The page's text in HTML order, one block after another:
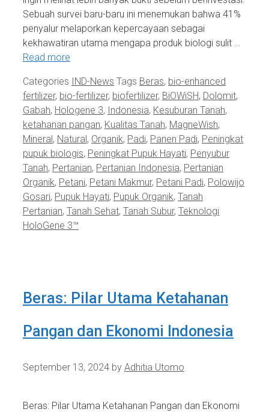
Sebuah survei baru-baru ini menemukan bahwa 41%
penyalur melaporkan kepercayaan sebagai
kekhawatiran utama mengapa produk biologi sulit …
Read more
Categories IND-News Tags Beras, bio-enhanced
fertilizer, bio-fertilizer, biofertilizer, BiOWiSH, Dolomit,
Gabah, Hologene 3, Indonesia, Kesuburan Tanah,
ketahanan pangan, Kualitas Tanah, MagneWish,
Mineral, Natural, Organik, Padi, Panen Padi, Peningkat
pupuk biologis, Peningkat Pupuk Hayati, Penyubur
Tanah, Pertanian, Pertanian Indonesia, Pertanian
Organik, Petani, Petani Makmur, Petani Padi, Polowijo
Gosari, Pupuk Hayati, Pupuk Organik, Tanah
Pertanian, Tanah Sehat, Tanah Subur, Teknologi
HoloGene 3™
Beras: Pilar Utama Ketahanan
Pangan dan Ekonomi Indonesia
September 13, 2024 by Adhitia Utomo
Beras: Pilar Utama Ketahanan Pangan dan Ekonomi